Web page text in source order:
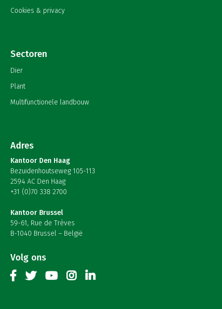
Cookies & privacy
Sectoren
Dier
Plant
Multifunctionele landbouw
Adres
Kantoor Den Haag
Bezuidenhoutseweg 105-113
2594 AC Den Haag
+31 (0)70 338 2700
Kantoor Brussel
59-61, Rue de Trèves
B-1040 Brussel – België
Volg ons